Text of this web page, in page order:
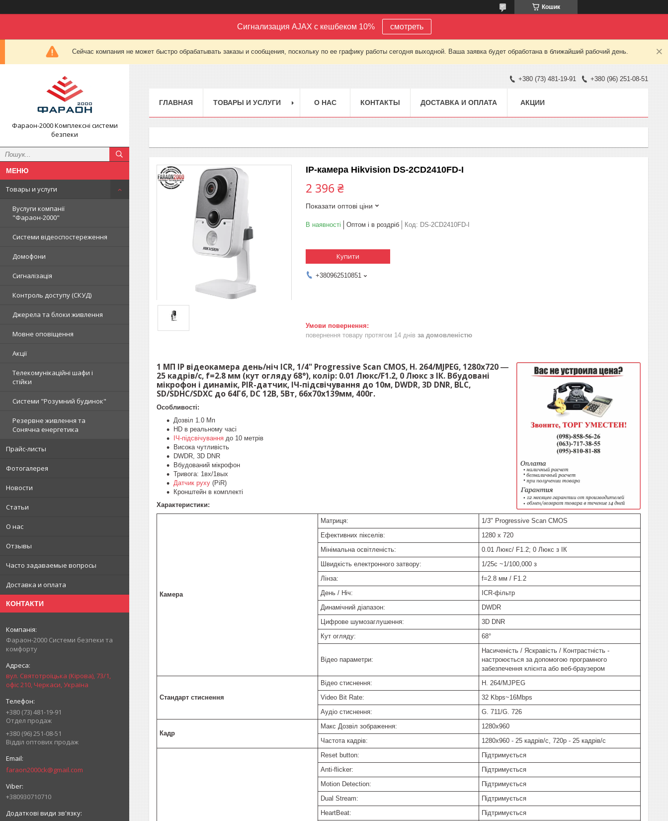
Кошик
Сигнализация AJAX с кешбеком 10% смотреть
Сейчас компания не может быстро обрабатывать заказы и сообщения, поскольку по ее графику работы сегодня выходной. Ваша заявка будет обработана в ближайший рабочий день.
Фараон-2000 Комплексні системи
безпеки
Товары и услуги
Вуслуги компанії
"Фараон-2000"
Системи відеоспостереження
Домофони
Сигналізація
Контроль доступу (СКУД)
Джерела та блоки живлення
Мовне оповіщення
Акції
Телекомунікаційні шафи і
стійки
Системи "Розумний будинок"
Резервне живлення та
Сонячна енергетика
Прайс-листы
Фотогалерея
Новости
Статьи
О нас
Отзывы
Часто задаваемые вопросы
Доставка и оплата
КОНТАКТИ
Фараон-2000 Системи безпеки та
комфорту
вул. Святотроїцька (Кірова), 73/1,
офіс 210, Черкаси, Україна
+380 (73) 481-19-91
Отдел продаж
+380 (96) 251-08-51
Відділ оптових продаж
faraon2000ck@gmail.com
+380930710710
+380 (73) 481-19-91 +380 (96) 251-08-51
ГЛАВНАЯ ТОВАРЫ И УСЛУГИ О НАС КОНТАКТЫ ДОСТАВКА И ОПЛАТА АКЦИИ
IP-камера Hikvision DS-2CD2410FD-I
2 396 ₴
Показати оптові ціни
В наявності Оптом і в роздріб Код: DS-2CD2410FD-I
Купити
+380962510851
повернення товару протягом 14 днів за домовленістю
1 МП IP відеокамера день/ніч ICR, 1/4" Progressive Scan CMOS, H. 264/MJPEG, 1280x720 ―
25 кадрів/с, f=2.8 мм (кут огляду 68°), колір: 0.01 Люкс/F1.2, 0 Люкс з ІК. Вбудовані
мікрофон і динамік, PIR-датчик, ІЧ-підсвічування до 10м, DWDR, 3D DNR, BLC,
SD/SDHC/SDXC до 64Гб, DC 12В, 5Вт, 66х70х139мм, 400г.
Особливості:
Дозвіл 1.0 Мп
HD в реальному часі
ІЧ-підсвічування до 10 метрів
Висока чутливість
DWDR, 3D DNR
Вбудований мікрофон
Тривога: 1вх/1вых
Датчик руху (PiR)
Кронштейн в комплекті
Характеристики:
Камера
Матриця:
1/3" Progressive Scan CMOS
Ефективних пікселів:
1280 х 720
Мінімальна освітленість:
0.01 Люкс/ F1.2; 0 Люкс з ІК
Швидкість електронного затвору:
1/25с ~1/100,000 з
Лінза:
f=2.8 мм / F1.2
День / Ніч:
ICR-фільтр
Динамічний діапазон:
DWDR
Цифрове шумозаглушення:
3D DNR
Кут огляду:
68°
Відео параметри:
Насиченість / Яскравість / Контрастність -
настроюється за допомогою програмного
забезпечення клієнта або веб-браузером
Стандарт стиснення
Відео стиснення:
H. 264/MJPEG
Video Bit Rate:
32 Kbps~16Mbps
Аудіо стиснення:
G. 711/G. 726
Кадр
Макс Дозвіл зображення:
1280x960
Частота кадрів:
1280x960 - 25 кадрів/с, 720p - 25 кадрів/с
Reset button:
Підтримується
Anti-flicker:
Підтримується
Motion Detection:
Підтримується
Dual Stream:
Підтримується
HeartBeat:
Підтримується